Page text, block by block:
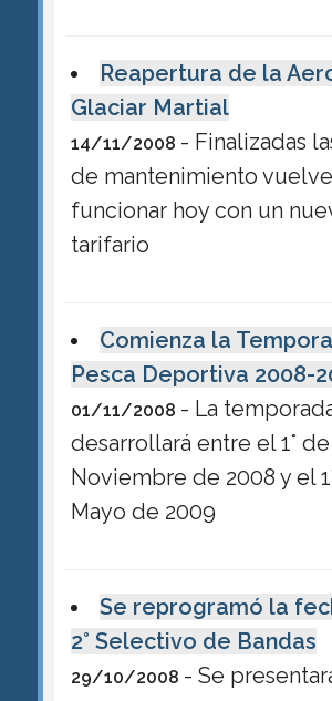
Reapertura de la
Glaciar Martial
14/11/2008 - Finalizadas
de mantenimiento
funcionar hoy con un
tarifario
Comienza la
Pesca Deportiva 2008-
01/11/2008 - La
desarrollará entre el 1° de
Noviembre de 2008 y el
Mayo de 2009
Se reprogramó la
2° Selectivo de Bandas
29/10/2008 - Se